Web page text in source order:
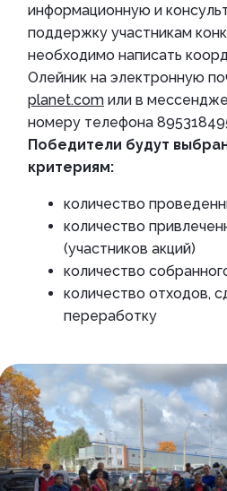
информационную и
поддержку участникам
необходимо написать
Олейник на электронную
planet.com или в
номеру телефона
Победители будут
критериям:
количество
количество
(участников акций)
количество
количество отходов,
переработку